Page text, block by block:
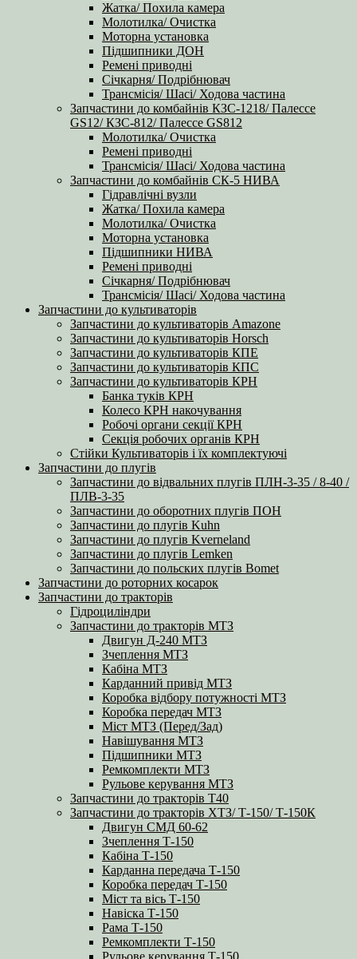
Жатка/ Похила камера
Молотилка/ Очистка
Моторна установка
Підшипники ДОН
Ремені приводні
Січкарня/ Подрібнювач
Трансмісія/ Шасі/ Ходова частина
Запчастини до комбайнів КЗС-1218/ Палессе
GS12/ КЗС-812/ Палессе GS812
Молотилка/ Очистка
Ремені приводні
Трансмісія/ Шасі/ Ходова частина
Запчастини до комбайнів СК-5 НИВА
Гідравлічні вузли
Жатка/ Похила камера
Молотилка/ Очистка
Моторна установка
Підшипники НИВА
Ремені приводні
Січкарня/ Подрібнювач
Трансмісія/ Шасі/ Ходова частина
Запчастини до культиваторів
Запчастини до культиваторів Amazone
Запчастини до культиваторів Horsch
Запчастини до культиваторів КПЕ
Запчастини до культиваторів КПС
Запчастини до культиваторів КРН
Банка туків КРН
Колесо КРН накочування
Робочі органи секції КРН
Секція робочих органів КРН
Стійки Культиваторів і їх комплектуючі
Запчастини до плугів
Запчастини до відвальних плугів ПЛН-3-35 / 8-40 /
ПЛВ-3-35
Запчастини до оборотних плугів ПОН
Запчастини до плугів Kuhn
Запчастини до плугів Kverneland
Запчастини до плугів Lemken
Запчастини до польских плугів Bomet
Запчастини до роторних косарок
Запчастини до тракторів
Гідроциліндри
Запчастини до тракторів МТЗ
Двигун Д-240 МТЗ
Зчеплення МТЗ
Кабіна МТЗ
Карданний привід МТЗ
Коробка відбору потужності МТЗ
Коробка передач МТЗ
Міст МТЗ (Перед/Зад)
Навішування МТЗ
Підшипники МТЗ
Ремкомплекти МТЗ
Рульове керування МТЗ
Запчастини до тракторів Т40
Запчастини до тракторів ХТЗ/ Т-150/ Т-150К
Двигун СМД 60-62
Зчеплення Т-150
Кабіна Т-150
Карданна передача Т-150
Коробка передач Т-150
Міст та вісь Т-150
Навіска Т-150
Рама Т-150
Ремкомплекти Т-150
Рульове керування Т-150